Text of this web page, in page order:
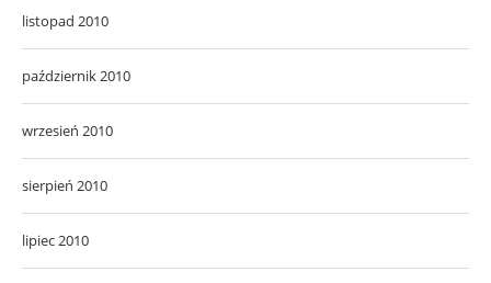
listopad 2010
październik 2010
wrzesień 2010
sierpień 2010
lipiec 2010